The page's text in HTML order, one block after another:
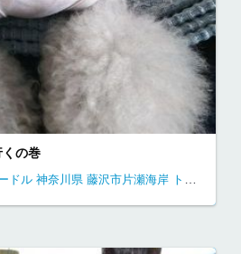
の巻
ドル 神奈川県 藤沢市片瀬海岸 トイプードル 江ノ島